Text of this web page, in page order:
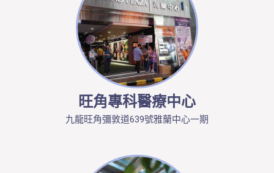
旺角專科醫療中心
九龍旺角彌敦道639號雅蘭中心一期